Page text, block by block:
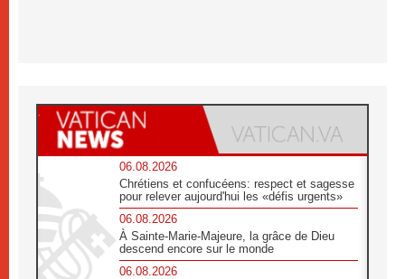
06.08.2026
Chrétiens et confucéens: respect et sagesse
pour relever aujourd'hui les «défis urgents»
06.08.2026
À Sainte-Marie-Majeure, la grâce de Dieu
descend encore sur le monde
06.08.2026